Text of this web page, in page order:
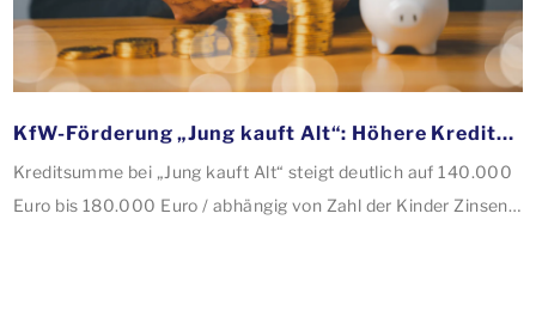
KfW-Förderung „Jung kauft Alt“: Höhere Kredite ab August 2026
Kreditsumme bei „Jung kauft Alt“ steigt deutlich auf 140.000
Euro bis 180.000 Euro / abhängig von Zahl der Kinder Zinsen